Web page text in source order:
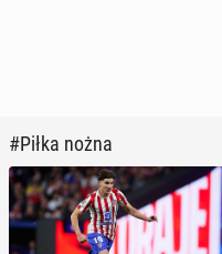
#Piłka nożna